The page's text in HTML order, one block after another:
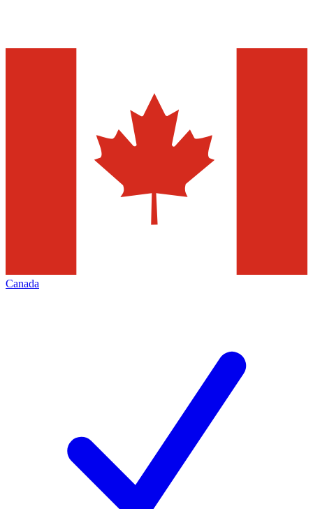
Canada